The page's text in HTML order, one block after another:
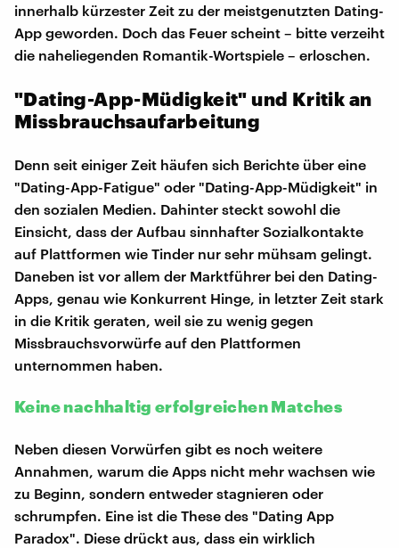
innerhalb kürzester Zeit zu der meistgenutzten Dating-
App geworden. Doch das Feuer scheint – bitte verzeiht
die naheliegenden Romantik-Wortspiele – erloschen.
"Dating-App-Müdigkeit" und Kritik an
Missbrauchsaufarbeitung
Denn seit einiger Zeit häufen sich Berichte über eine
"Dating-App-Fatigue" oder "Dating-App-Müdigkeit" in
den sozialen Medien. Dahinter steckt sowohl die
Einsicht, dass der Aufbau sinnhafter Sozialkontakte
auf Plattformen wie Tinder nur sehr mühsam gelingt.
Daneben ist vor allem der Marktführer bei den Dating-
Apps, genau wie Konkurrent Hinge, in letzter Zeit stark
in die Kritik geraten, weil sie zu wenig gegen
Missbrauchsvorwürfe auf den Plattformen
unternommen haben.
Keine nachhaltig erfolgreichen Matches
Neben diesen Vorwürfen gibt es noch weitere
Annahmen, warum die Apps nicht mehr wachsen wie
zu Beginn, sondern entweder stagnieren oder
schrumpfen. Eine ist die These des "Dating App
Paradox". Diese drückt aus, dass ein wirklich